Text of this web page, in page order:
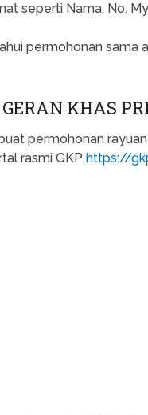
seperti Nama, No.
permohonan sama
KHAS
permohonan
rasmi GKP https://